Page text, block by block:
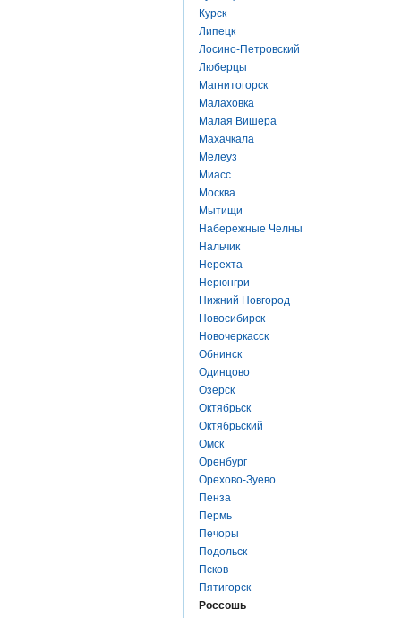
Курск
Липецк
Лосино-Петровский
Люберцы
Магнитогорск
Малаховка
Малая Вишера
Махачкала
Мелеуз
Миасс
Москва
Мытищи
Набережные Челны
Нальчик
Нерехта
Нерюнгри
Нижний Новгород
Новосибирск
Новочеркасск
Обнинск
Одинцово
Озерск
Октябрьск
Октябрьский
Омск
Оренбург
Орехово-Зуево
Пенза
Пермь
Печоры
Подольск
Псков
Пятигорск
Россошь